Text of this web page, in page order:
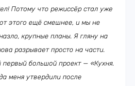
Потому что режиссёр стал уже
этого ещё смешнее, и мы не
крупные планы. Я гляну на
разрывает просто на части.
большой проект — «Кухня.
меня утвердили после